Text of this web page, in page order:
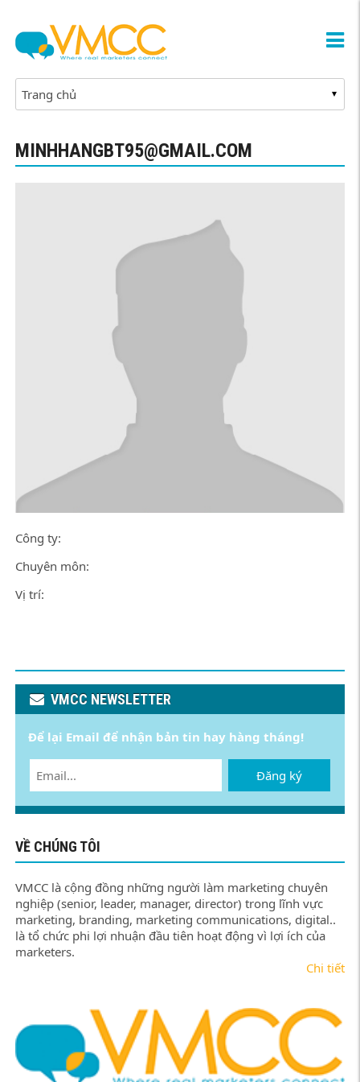
MINHHANGBT95@GMAIL.COM
Công ty:
Chuyên môn:
Vị trí:
VMCC NEWSLETTER
Để lại Email để nhận bản tin hay hàng tháng!
Đăng ký
VỀ CHÚNG TÔI
VMCC là cộng đồng những người làm marketing chuyên
nghiệp (senior, leader, manager, director) trong lĩnh vực
marketing, branding, marketing communications, digital..
là tổ chức phi lợi nhuận đầu tiên hoạt động vì lợi ích của
marketers.
Chi tiết